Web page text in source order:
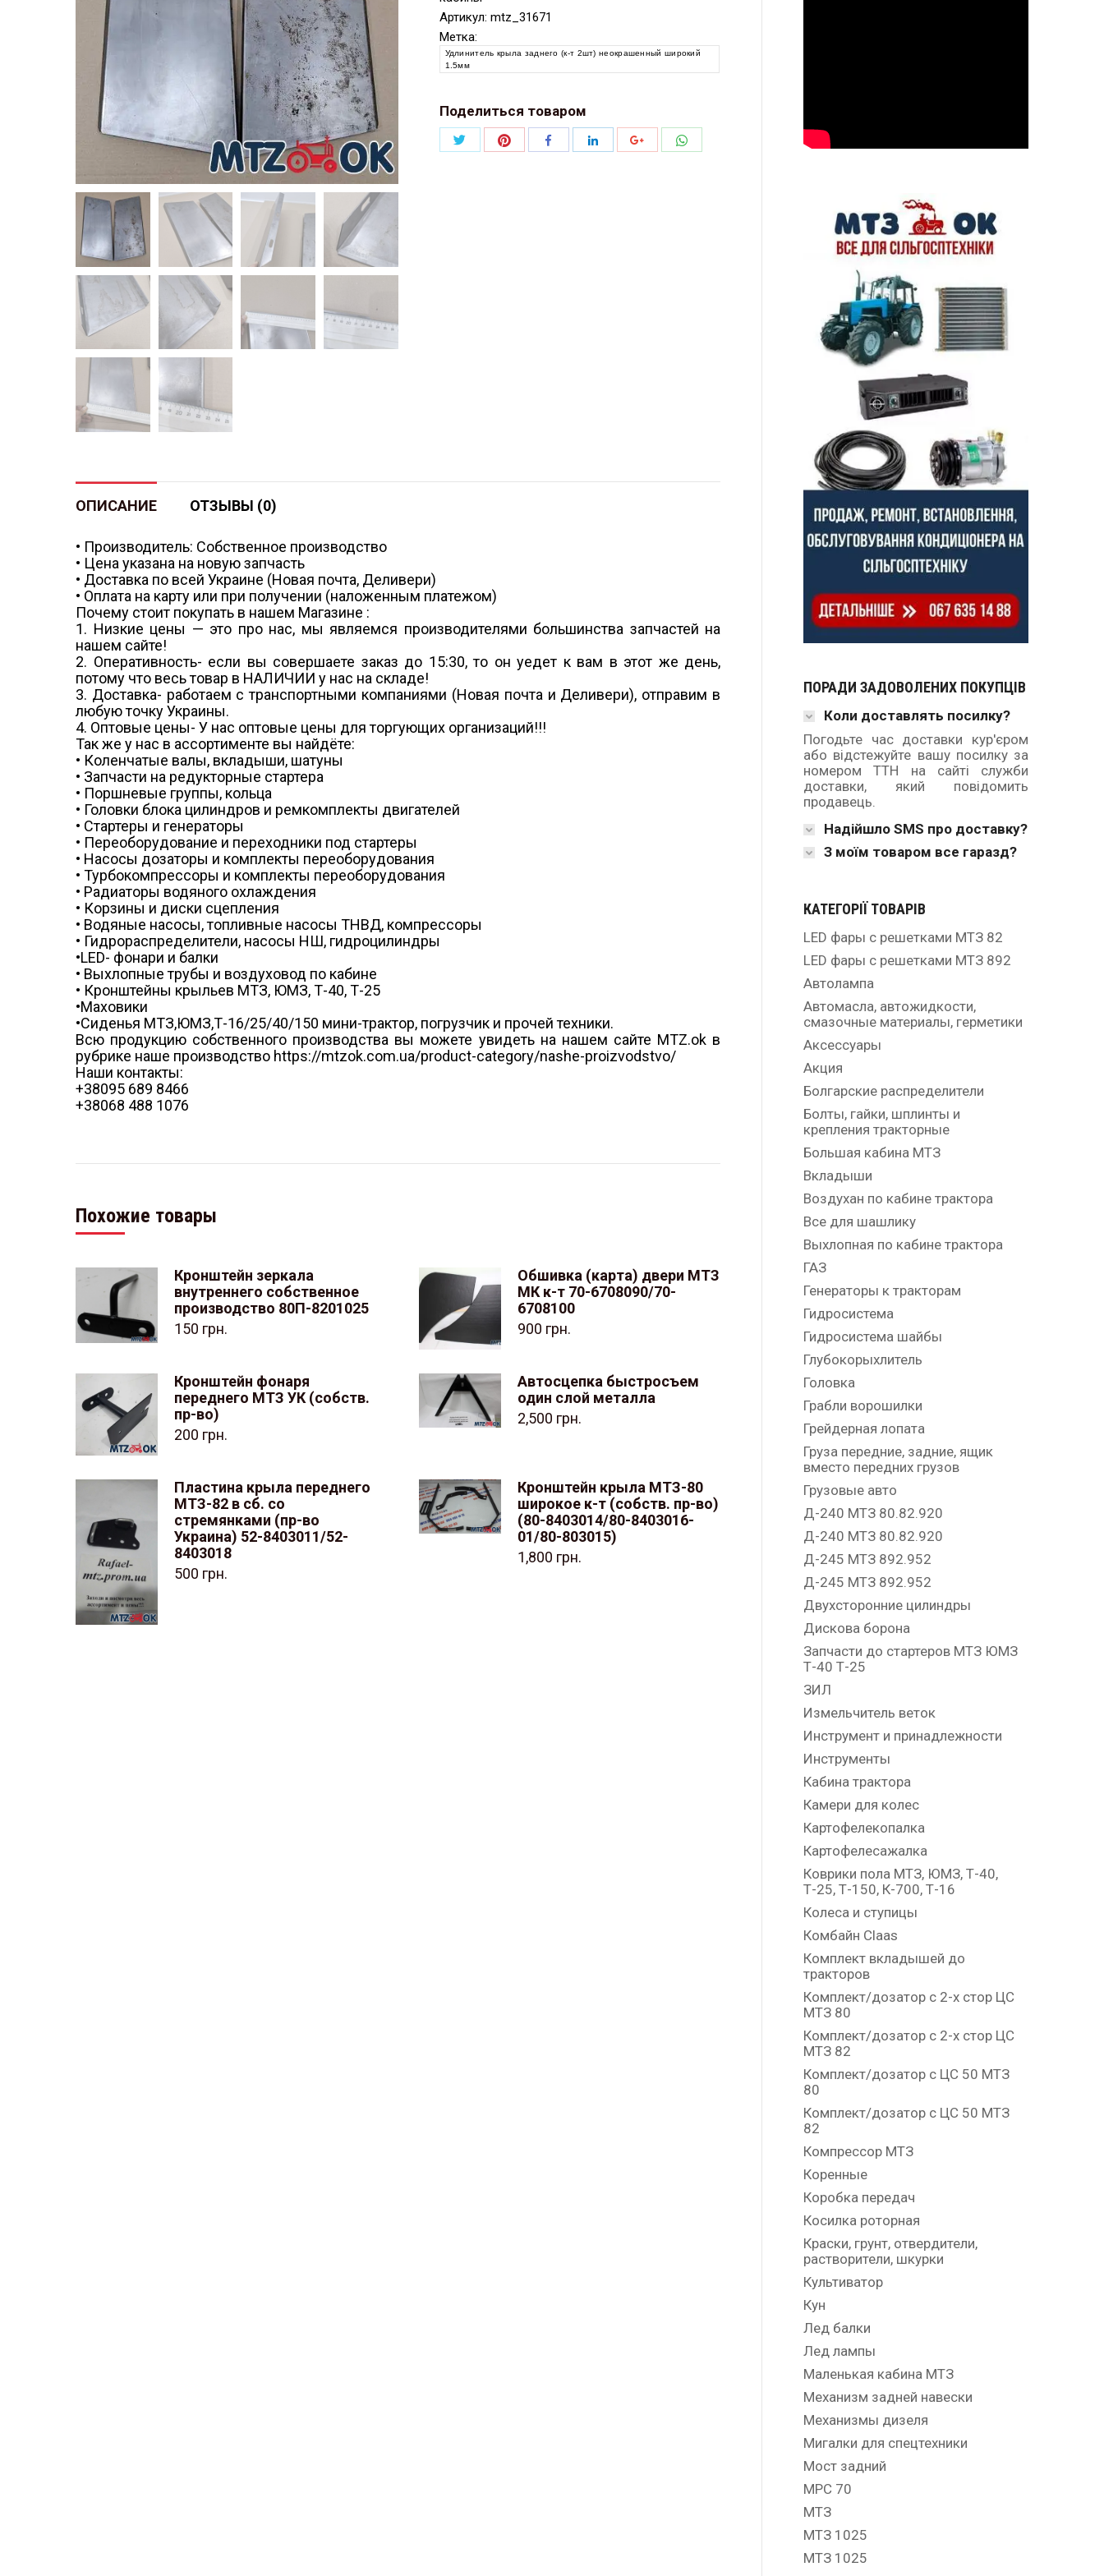
Артикул: mtz_31671
Метка:
Удлинитель крыла заднего (к-т 2шт) неокрашенный широкий
1.5мм
Поделиться товаром
ПоделитьсяПоделитьсяПоделитьсяПоделитьсяПоделитьсяПоделиться
ОПИСАНИЕ ОТЗЫВЫ (0)
• Производитель: Собственное производство
• Цена указана на новую запчасть
• Доставка по всей Украине (Новая почта, Деливери)
• Оплата на карту или при получении (наложенным платежом)
Почему стоит покупать в нашем Магазине :
1. Низкие цены — это про нас, мы являемся производителями большинства запчастей на
нашем сайте!
2. Оперативность- если вы совершаете заказ до 15:30, то он уедет к вам в этот же день,
потому что весь товар в НАЛИЧИИ у нас на складе!
3. Доставка- работаем с транспортными компаниями (Новая почта и Деливери), отправим в
любую точку Украины.
4. Оптовые цены- У нас оптовые цены для торгующих организаций!!!
Так же у нас в ассортименте вы найдёте:
• Коленчатые валы, вкладыши, шатуны
• Запчасти на редукторные стартера
• Поршневые группы, кольца
• Головки блока цилиндров и ремкомплекты двигателей
• Стартеры и генераторы
• Переоборудование и переходники под стартеры
• Насосы дозаторы и комплекты переоборудования
• Турбокомпрессоры и комплекты переоборудования
• Радиаторы водяного охлаждения
• Корзины и диски сцепления
• Водяные насосы, топливные насосы ТНВД, компрессоры
• Гидрораспределители, насосы НШ, гидроцилиндры
•LED- фонари и балки
• Выхлопные трубы и воздуховод по кабине
• Кронштейны крыльев МТЗ, ЮМЗ, Т-40, Т-25
•Маховики
•Сиденья МТЗ,ЮМЗ,Т-16/25/40/150 мини-трактор, погрузчик и прочей техники.
Всю продукцию собственного производства вы можете увидеть на нашем сайте MTZ.ok в
рубрике наше производство https://mtzok.com.ua/product-category/nashe-proizvodstvo/
Наши контакты:
+38095 689 8466
+38068 488 1076
Похожие товары
Кронштейн зеркала
внутреннего собственное
производство 80П-8201025
150 грн.
Обшивка (карта) двери МТЗ
МК к-т 70-6708090/70-
6708100
900 грн.
Кронштейн фонаря
переднего МТЗ УК (собств.
пр-во)
200 грн.
Автосцепка быстросъем
один слой металла
2,500 грн.
Пластина крыла переднего
МТЗ-82 в сб. со
стремянками (пр-во
Украина) 52-8403011/52-
8403018
500 грн.
Кронштейн крыла МТЗ-80
широкое к-т (собств. пр-во)
(80-8403014/80-8403016-
01/80-803015)
1,800 грн.
ПОРАДИ ЗАДОВОЛЕНИХ ПОКУПЦІВ
Коли доставлять посилку?
Погодьте час доставки кур'єром
або відстежуйте вашу посилку за
номером ТТН на сайті служби
доставки, який повідомить
продавець.
Надійшло SMS про доставку?
З моїм товаром все гаразд?
КАТЕГОРІЇ ТОВАРІВ
LED фары с решетками МТЗ 82
LED фары с решетками МТЗ 892
Автолампа
Автомасла, автожидкости,
смазочные материалы, герметики
Аксессуары
Акция
Болгарские распределители
Болты, гайки, шплинты и
крепления тракторные
Большая кабина МТЗ
Вкладыши
Воздухан по кабине трактора
Все для шашлику
Выхлопная по кабине трактора
ГАЗ
Генераторы к тракторам
Гидросистема
Гидросистема шайбы
Глубокорыхлитель
Головка
Грабли ворошилки
Грейдерная лопата
Груза передние, задние, ящик
вместо передних грузов
Грузовые авто
Д-240 МТЗ 80.82.920
Д-240 МТЗ 80.82.920
Д-245 МТЗ 892.952
Д-245 МТЗ 892.952
Двухсторонние цилиндры
Дискова борона
Запчасти до стартеров МТЗ ЮМЗ
Т-40 Т-25
ЗИЛ
Измельчитель веток
Инструмент и принадлежности
Инструменты
Кабина трактора
Камери для колес
Картофелекопалка
Картофелесажалка
Коврики пола МТЗ, ЮМЗ, Т-40,
Т-25, Т-150, К-700, Т-16
Колеса и ступицы
Комбайн Claas
Комплект вкладышей до
тракторов
Комплект/дозатор с 2-х стор ЦС
МТЗ 80
Комплект/дозатор с 2-х стор ЦС
МТЗ 82
Комплект/дозатор с ЦС 50 МТЗ
80
Комплект/дозатор с ЦС 50 МТЗ
82
Компрессор МТЗ
Коренные
Коробка передач
Косилка роторная
Краски, грунт, отвердители,
растворители, шкурки
Культиватор
Кун
Лед балки
Лед лампы
Маленькая кабина МТЗ
Механизм задней навески
Механизмы дизеля
Мигалки для спецтехники
Мост задний
МРС 70
МТЗ
МТЗ 1025
МТЗ 1025